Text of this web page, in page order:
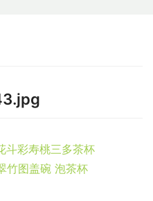
斗彩寿桃三多茶杯
竹图盖碗 泡茶杯